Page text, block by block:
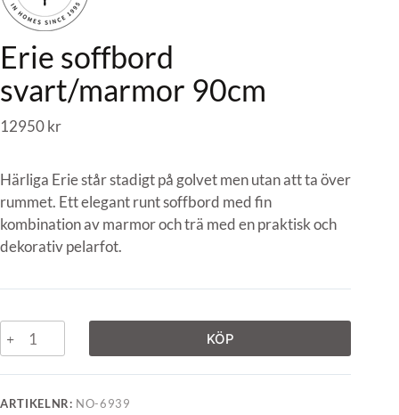
Erie soffbord
svart/marmor 90cm
12950kr
Härliga Erie står stadigt på golvet men utan att ta över
rummet. Ett elegant runt soffbord med fin
kombination av marmor och trä med en praktisk och
dekorativ pelarfot.
KÖP
ARTIKELNR: NO-6939